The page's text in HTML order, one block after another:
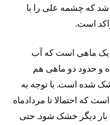
که چشمه علی را با
است.
یک ماهی است که آب
حدود دو ماهی هم
شده است. با توجه به
که احتمالا تا مردادماه
دیگر خشک شود. حتی